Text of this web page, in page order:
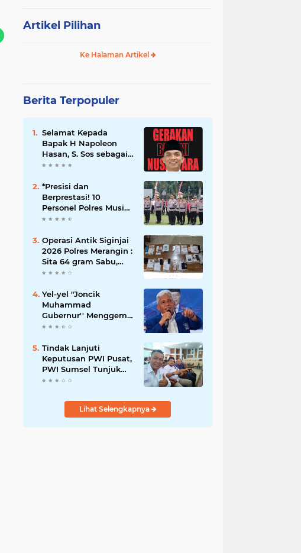
Artikel Pilihan
Ke Halaman Artikel
Berita Terpopuler
Selamat Kepada
Bapak H Napoleon
Hasan, S. Sos sebagai
Ketua DPD G. BRAN
*Presisi dan
Berprestasi! 10
Personel Polres Musi
Rawas Raih
Bergengsi dari
Kapolda Sumsel*
Operasi Antik Siginjai
2026 Polres Merangin :
Sita 64 gram Sabu,
42,46 gram Ganja, 5
Amankan 21 Orang
Tersangka
Yel-yel "Joncik
Muhammad
Gubernur'' Menggems
di Seantero Sumsel
Tindak Lanjuti
Keputusan PWI Pusat,
PWI Sumsel Tunjuk
Ishak Nasroni sebagai
Selatan
Lihat Selengkapnya